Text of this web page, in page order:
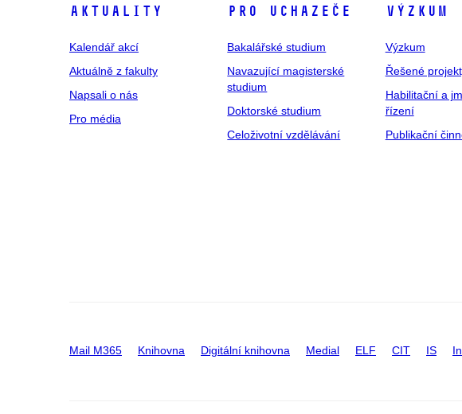
Aktuality
Kalendář akcí
Aktuálně z fakulty
Napsali o nás
Pro média
Pro uchazeče
Bakalářské studium
Navazující magisterské
studium
Doktorské studium
Celoživotní vzdělávání
Výzkum
Výzkum
Řešené
Habilitační a
řízení
Publikační
Mail M365 Knihovna Digitální knihovna Medial ELF CIT IS